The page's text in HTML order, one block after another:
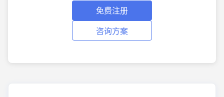
免费注册
咨询方案